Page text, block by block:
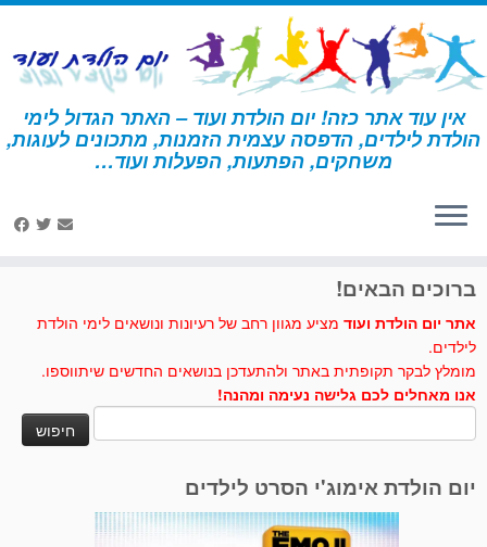
דלג
לתוכן
אין עוד אתר כזה! יום הולדת ועוד – האתר הגדול לימי
הולדת לילדים, הדפסה עצמית הזמנות, מתכונים לעוגות,
משחקים, הפתעות, הפעלות ועוד… דף הבית » תחבורה » פעילות ומשחקים תחבורה » פעילות ליום הולדת
לחצו לנו לייק בפייסבוק
ברוכים הבאים!
אתר יום הולדת ועוד מציע מגוון רחב של רעיונות ונושאים לימי הולדת
לילדים.
מומלץ לבקר תקופתית באתר ולהתעדכן בנושאים החדשים שיתווספו.
אנו מאחלים לכם גלישה נעימה ומהנה!
יום הולדת אימוג'י הסרט לילדים